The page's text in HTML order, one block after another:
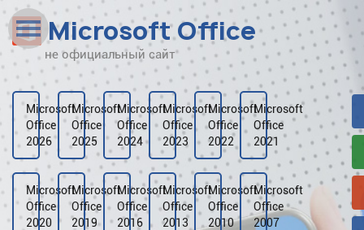
Наверх
Рейтинг
Видео
Галерея
Microsoft Office
не официальный сайт
Microsoft
Office
2026
Microsoft
Office
2025
Microsoft
Office
2024
Microsoft
Office
2023
Microsoft
Office
2022
Microsoft
Office
2021
Microsoft
Office
2020
Microsoft
Office
2019
Microsoft
Office
2016
Microsoft
Office
2013
Microsoft
Office
2010
Microsoft
Office
2007